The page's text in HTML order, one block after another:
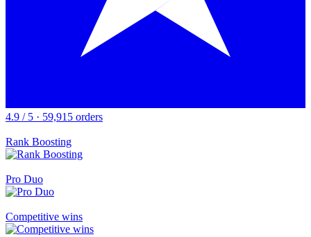
4.9 / 5 · 59,915 orders
Rank Boosting
Pro Duo
Competitive wins